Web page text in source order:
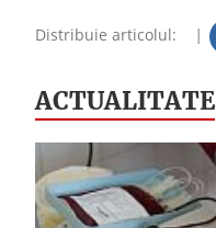
Distribuie articolul: |
ACTUALITATE